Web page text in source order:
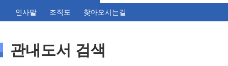
인사말 조직도 찾아오시는길
관내도서 검색